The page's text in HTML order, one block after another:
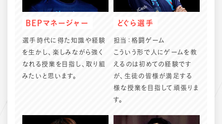
BEPマネージャー
選手時代に得た知識や経験
を生かし、楽しみながら強く
なれる授業を目指し、取り組
みたいと思います。
どぐら選手
担当：格闘ゲーム
こういう形で人にゲームを教
えるのは初めての経験です
が、生徒の皆様が満足する
様な授業を目指して頑張りま
す。